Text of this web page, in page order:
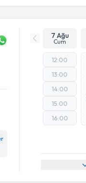
7 Ağu
Cum
12:00
13:00
14:00
15:00
16:00